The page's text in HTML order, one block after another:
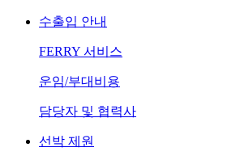
수출입 안내
FERRY 서비스
운임/부대비용
담당자 및 협력사
선박 제원